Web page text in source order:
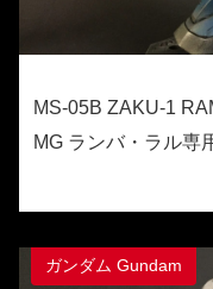
MS-05B ZAKU-1
MG ランバ・ラル
ガンダム Gundam